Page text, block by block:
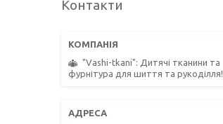
Контакти
"Vashi-tkani": Дитячі тканини та
фурнітура для шиття та рукоділля!